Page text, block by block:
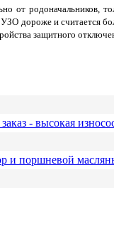
от родоначальников,
дороже и считается
защитного
- высокая
и поршневой